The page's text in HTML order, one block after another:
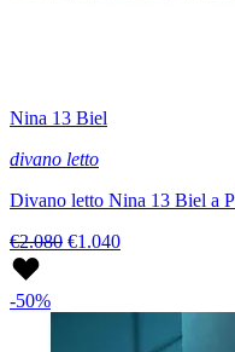
Nina 13 Biel
divano letto
Divano letto Nina 13 Biel a
€2.080 €1.040
-50%